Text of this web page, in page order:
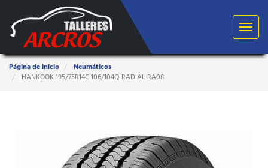
Toggle
Estas
aquí:
Página de inicio
Neumáticos
HANKOOK 195/75R14C 106/104Q RADIAL RA08